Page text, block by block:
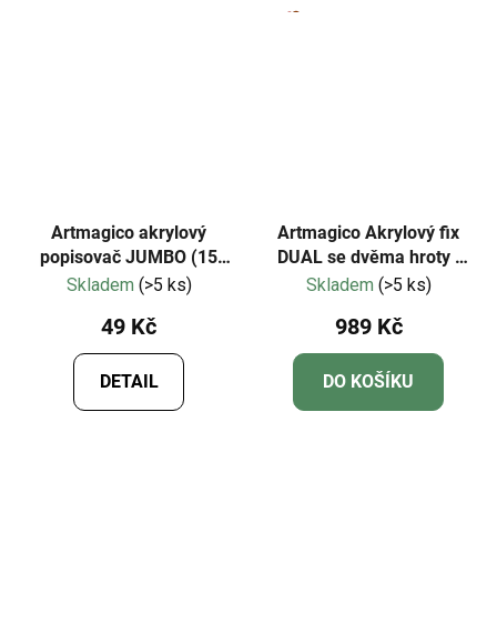
Artmagico akrylový
popisovač JUMBO (15
mm)
Skladem (>5 ks)
49 Kč
DETAIL
Artmagico Akrylový fix
DUAL se dvěma hroty |
80326
Skladem (>5 ks)
989 Kč
DO KOŠÍKU